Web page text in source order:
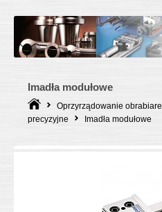
Imadła modułowe
Oprzyrządowanie
precyzyjne
Imadła modułowe